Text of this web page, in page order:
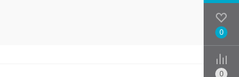
0
0